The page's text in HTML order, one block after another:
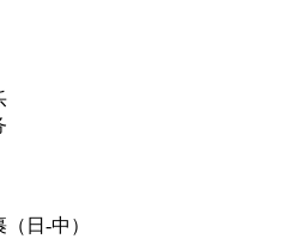
日-中）